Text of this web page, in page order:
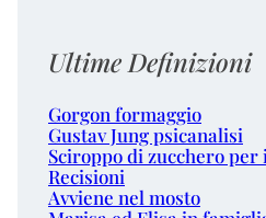
Ultime Definizioni
Gorgon formaggio
Gustav Jung psicanalisi
Sciroppo di zucchero
Recisioni
Avviene nel mosto